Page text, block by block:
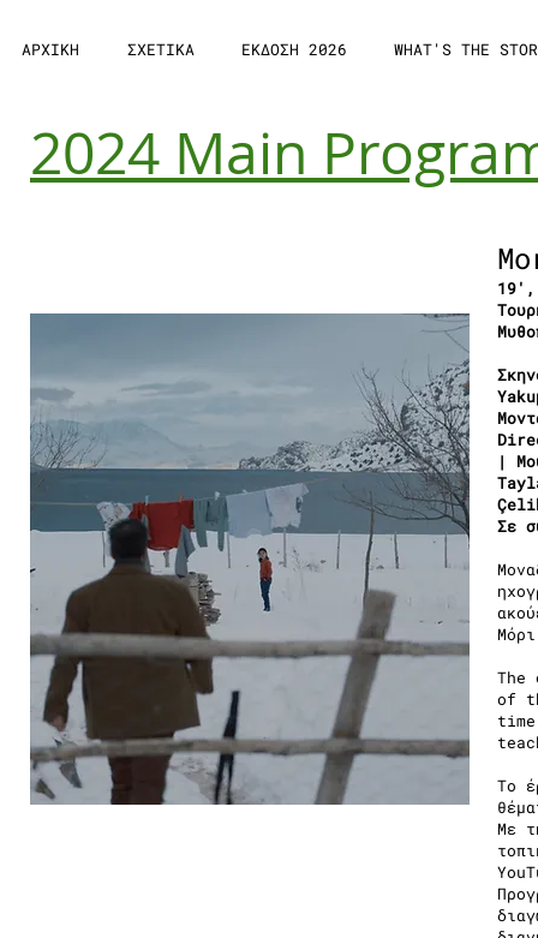
ΑΡΧΙΚΗ ΣΧΕΤΙΚΑ ΕΚΔΟΣΗ 2026 WHAT'S THE
2024 Main
|
Σε
of
To
Με